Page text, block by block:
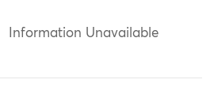
Information Unavailable